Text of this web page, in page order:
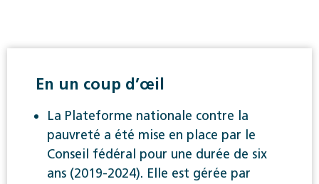
En un coup d’œil
La Plateforme nationale contre la
pauvreté a été mise en place par le
Conseil fédéral pour une durée de six
ans (2019-2024). Elle est gérée par